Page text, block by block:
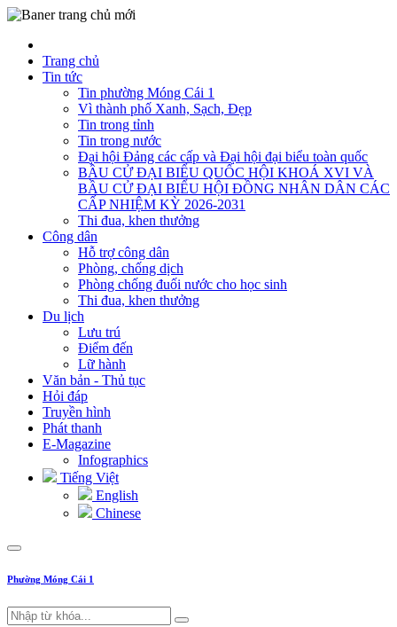
Trang chủ
Tin tức
Tin phường Móng Cái 1
Vì thành phố Xanh, Sạch, Đẹp
Tin trong tỉnh
Tin trong nước
Đại hội Đảng các cấp và Đại hội đại biểu toàn quốc
BẦU CỬ ĐẠI BIỂU QUỐC HỘI KHOÁ XVI VÀ
BẦU CỬ ĐẠI BIỂU HỘI ĐỒNG NHÂN DÂN CÁC
CẤP NHIỆM KỲ 2026-2031
Thi đua, khen thưởng
Công dân
Hỗ trợ công dân
Phòng, chống dịch
Phòng chống đuối nước cho học sinh
Thi đua, khen thưởng
Du lịch
Lưu trú
Điểm đến
Lữ hành
Văn bản - Thủ tục
Hỏi đáp
Truyền hình
Phát thanh
E-Magazine
Infographics
Tiếng Việt
English
Chinese
Phường Móng Cái 1